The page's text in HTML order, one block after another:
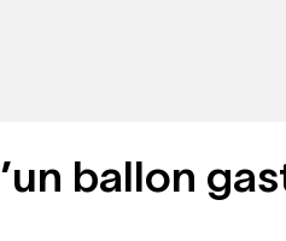
ballon